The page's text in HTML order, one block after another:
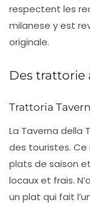
respectent les
milanese y est
originale.
Des trattorie
Trattoria
La Taverna della
des touristes.
plats de saison
locaux et frais.
un plat qui fait